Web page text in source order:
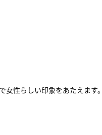
性らしい印象をあたえます。